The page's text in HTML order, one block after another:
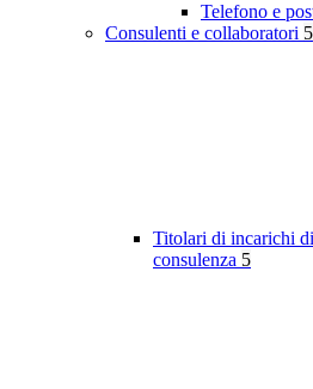
Telefono e
Consulenti e collaboratori 5
Titolari di incarichi
consulenza 5